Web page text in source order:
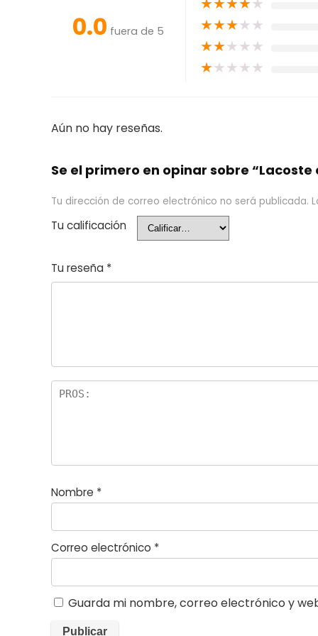
0.0 fuera de 5
★★★★★
★★★★★
★★★★★
Aún no hay reseñas.
Se el primero en opinar sobre
Tu dirección de correo electrónico no será publicada.
Tu calificación
Tu reseña *
Nombre *
Correo electrónico *
Guarda mi nombre, correo electrónico y